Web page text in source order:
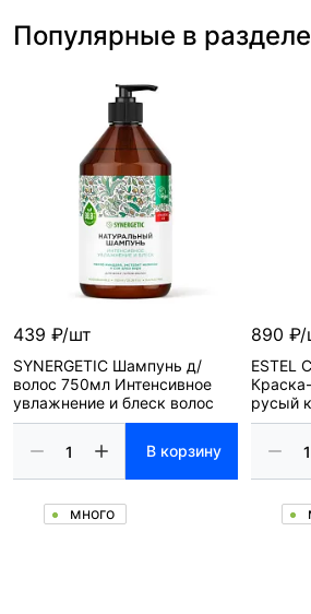
Популярные в разделе
439 ₽/шт
SYNERGETIC Шампунь д/
волос 750мл Интенсивное
увлажнение и блеск волос
В корзину
много
890 ₽/
русый